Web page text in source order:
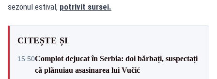
sezonul estival, potrivit sursei.
CITEȘTE ȘI
15:50Complot dejucat în Serbia: doi bărbați, suspectați
că plănuiau asasinarea lui Vučić